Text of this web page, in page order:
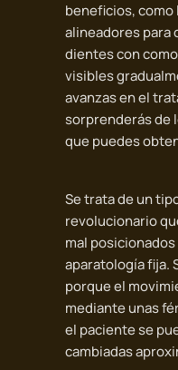
beneficios,
alineadores para
dientes con
visibles
avanzas en el
sorprenderás de
que puedes
Se trata de un
revolucionario
mal
aparatología fija.
porque el
mediante unas
el paciente se
cambiadas